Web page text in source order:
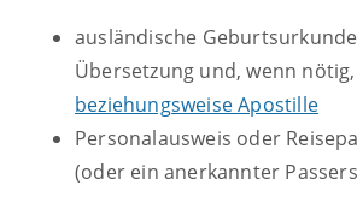
ausländische
Übersetzung und, wenn nötig,
beziehungsweise Apostille
Personalausweis oder
(oder ein anerkannter